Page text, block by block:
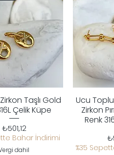
Hızlı BakışTaşlı Gold
Çelik Küpe
Fiyat
₺501,12
Bahar İndirimi
dahil
Ucu
Zirkon
Renk
%35